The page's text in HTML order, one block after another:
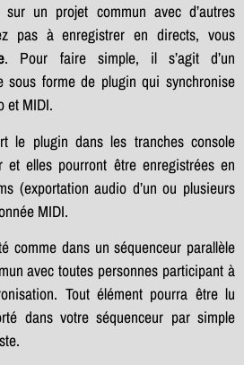
un projet commun avec d’autres
pas à enregistrer en directs, vous
. Pour faire simple, il s’agit d’un
sous forme de plugin qui synchronise
et MIDI.
le plugin dans les tranches console
et elles pourront être enregistrées en
(exportation audio d’un ou plusieurs
MIDI.
comme dans un séquenceur parallèle
avec toutes personnes participant à
Tout élément pourra être lu
dans votre séquenceur par simple